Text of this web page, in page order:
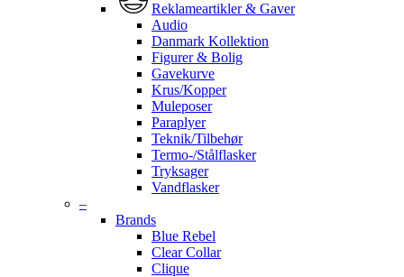
Reklameartikler & Gaver
Audio
Danmark Kollektion
Figurer & Bolig
Gavekurve
Krus/Kopper
Muleposer
Paraplyer
Teknik/Tilbehør
Termo-/Stålflasker
Tryksager
Vandflasker
–
Brands
Blue Rebel
Clear Collar
Clique